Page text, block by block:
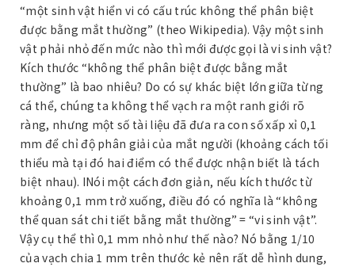
“một sinh vật hiển vi có cấu trúc không thể phân biệt
được bằng mắt thường” (theo Wikipedia). Vậy một sinh
vật phải nhỏ đến mức nào thì mới được gọi là vi sinh vật?
Kích thước “không thể phân biệt được bằng mắt
thường” là bao nhiêu? Do có sự khác biệt lớn giữa từng
cá thể, chúng ta không thể vạch ra một ranh giới rõ
ràng, nhưng một số tài liệu đã đưa ra con số xấp xỉ 0,1
mm để chỉ độ phân giải của mắt người (khoảng cách tối
thiểu mà tại đó hai điểm có thể được nhận biết là tách
biệt nhau). INói một cách đơn giản, nếu kích thước từ
khoảng 0,1 mm trở xuống, điều đó có nghĩa là “không
thể quan sát chi tiết bằng mắt thường” = “vi sinh vật”.
Vậy cụ thể thì 0,1 mm nhỏ như thế nào? Nó bằng 1/10
của vạch chia 1 mm trên thước kẻ nên rất dễ hình dung,